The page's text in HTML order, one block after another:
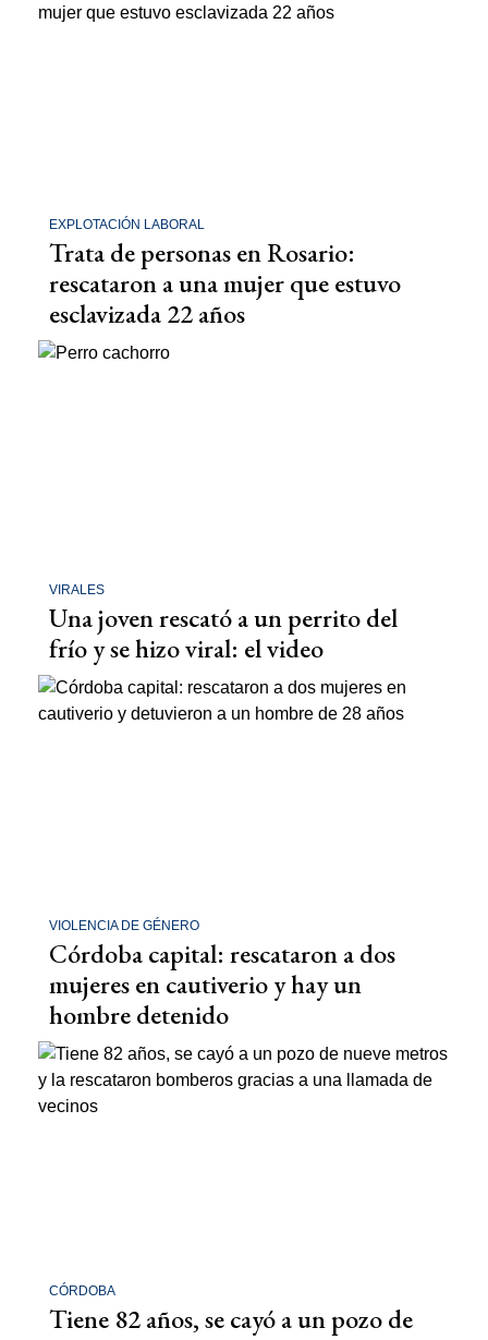
EXPLOTACIÓN LABORAL
Trata de personas en Rosario:
rescataron a una mujer que estuvo
esclavizada 22 años
VIRALES
Una joven rescató a un perrito del
frío y se hizo viral: el video
VIOLENCIA DE GÉNERO
Córdoba capital: rescataron a dos
mujeres en cautiverio y hay un
hombre detenido
CÓRDOBA
Tiene 82 años, se cayó a un pozo de